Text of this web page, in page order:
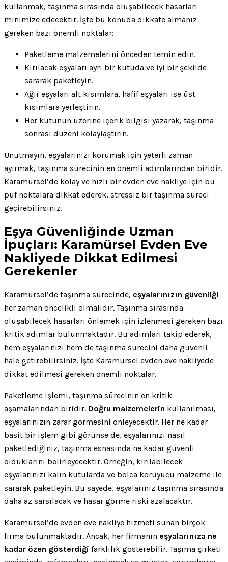
kullanmak, taşınma sırasında oluşabilecek hasarları
minimize edecektir. İşte bu konuda dikkate almanız
gereken bazı önemli noktalar:
Paketleme malzemelerini önceden temin edin.
Kırılacak eşyaları ayrı bir kutuda ve iyi bir şekilde
sararak paketleyin.
Ağır eşyaları alt kısımlara, hafif eşyaları ise üst
kısımlara yerleştirin.
Her kutunun üzerine içerik bilgisi yazarak, taşınma
sonrası düzeni kolaylaştırın.
Unutmayın, eşyalarınızı korumak için yeterli zaman
ayırmak, taşınma sürecinin en önemli adımlarından biridir.
Karamürsel’de kolay ve hızlı bir evden eve nakliye için bu
püf noktalara dikkat ederek, stressiz bir taşınma süreci
geçirebilirsiniz.
Eşya Güvenliğinde Uzman
İpuçları: Karamürsel Evden Eve
Nakliyede Dikkat Edilmesi
Gerekenler
Karamürsel’de taşınma sürecinde, eşyalarınızın güvenliği
her zaman öncelikli olmalıdır. Taşınma sırasında
oluşabilecek hasarları önlemek için izlenmesi gereken bazı
kritik adımlar bulunmaktadır. Bu adımları takip ederek,
hem eşyalarınızı hem de taşınma sürecini daha güvenli
hale getirebilirsiniz. İşte Karamürsel evden eve nakliyede
dikkat edilmesi gereken önemli noktalar.
Paketleme işlemi, taşınma sürecinin en kritik
aşamalarından biridir. Doğru malzemelerin kullanılması,
eşyalarınızın zarar görmesini önleyecektir. Her ne kadar
basit bir işlem gibi görünse de, eşyalarınızı nasıl
paketlediğiniz, taşınma esnasında ne kadar güvenli
olduklarını belirleyecektir. Örneğin, kırılabilecek
eşyalarınızı kalın kutularda ve bolca koruyucu malzeme ile
sararak paketleyin. Bu sayede, eşyalarınız taşınma sırasında
daha az sarsılacak ve hasar görme riski azalacaktır.
Karamürsel’de evden eve nakliye hizmeti sunan birçok
firma bulunmaktadır. Ancak, her firmanın eşyalarınıza ne
kadar özen gösterdiği farklılık gösterebilir. Taşıma şirketi